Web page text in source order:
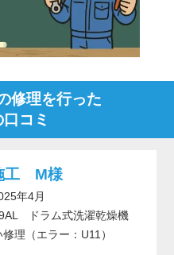
修理を行った
コミ
工 M様
年4月
ドラム式洗濯乾燥機
理（エラー：U11）